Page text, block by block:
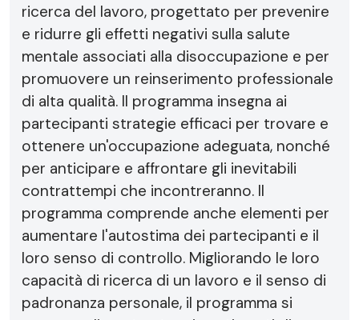
ricerca del lavoro, progettato per prevenire
e ridurre gli effetti negativi sulla salute
mentale associati alla disoccupazione e per
promuovere un reinserimento professionale
di alta qualità. Il programma insegna ai
partecipanti strategie efficaci per trovare e
ottenere un'occupazione adeguata, nonché
per anticipare e affrontare gli inevitabili
contrattempi che incontreranno. Il
programma comprende anche elementi per
aumentare l'autostima dei partecipanti e il
loro senso di controllo. Migliorando le loro
capacità di ricerca di un lavoro e il senso di
padronanza personale, il programma si